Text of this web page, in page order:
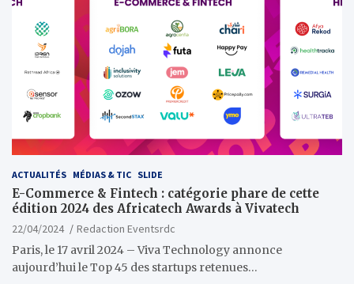
ACTUALITÉS MÉDIAS & TIC SLIDE
E-Commerce & Fintech : catégorie phare de cette
édition 2024 des Africatech Awards à Vivatech
22/04/2024
Redaction Eventsrdc
Paris, le 17 avril 2024 – Viva Technology annonce
aujourd’hui le Top 45 des startups retenues…